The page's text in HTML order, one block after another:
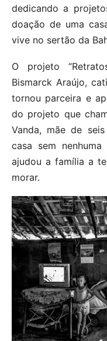
dedicando a
doação de uma
vive no sertão da
O projeto
Bismarck Araújo,
tornou parceira e
do projeto que
Vanda, mãe de
casa sem
ajudou a família a
morar.